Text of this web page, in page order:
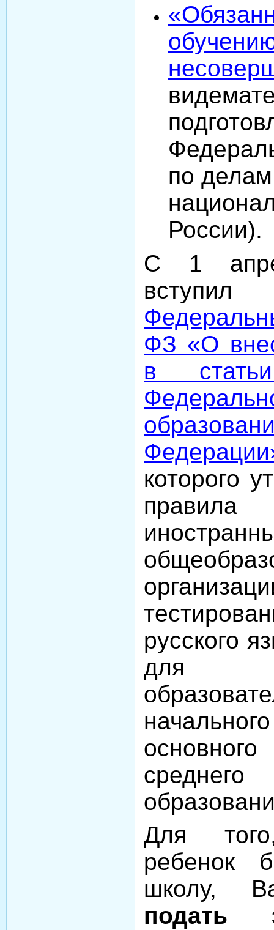
по делам
России).
С 1
ФЗ «О
в
которого
русского
для
Для
ребенок
школу,
подать